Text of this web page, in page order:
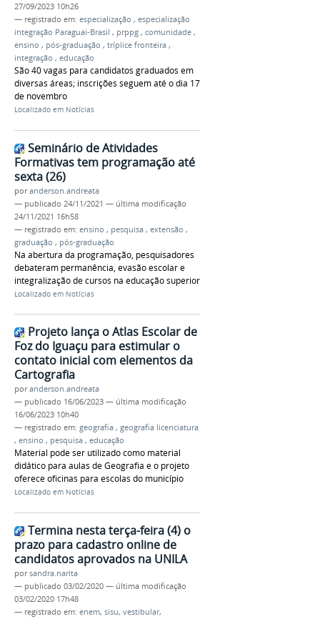
27/09/2023 10h26
— registrado em: especialização , especialização
integração Paraguai-Brasil , prppg , comunidade ,
ensino , pós-graduação , tríplice fronteira ,
integração , educação
São 40 vagas para candidatos graduados em
diversas áreas; inscrições seguem até o dia 17
de novembro
Localizado em Notícias
Seminário de Atividades
Formativas tem programação até
sexta (26)
poranderson.andreata
— publicado 24/11/2021 — última modificação
24/11/2021 16h58
— registrado em: ensino , pesquisa , extensão ,
graduação , pós-graduação
Na abertura da programação, pesquisadores
debateram permanência, evasão escolar e
integralização de cursos na educação superior
Localizado em Notícias
Projeto lança o Atlas Escolar de
Foz do Iguaçu para estimular o
contato inicial com elementos da
Cartografia
poranderson.andreata
— publicado 16/06/2023 — última modificação
16/06/2023 10h40
— registrado em: geografia , geografia licenciatura
, ensino , pesquisa , educação
Material pode ser utilizado como material
didático para aulas de Geografia e o projeto
oferece oficinas para escolas do município
Localizado em Notícias
Termina nesta terça-feira (4) o
prazo para cadastro online de
candidatos aprovados na UNILA
porsandra.narita
— publicado 03/02/2020 — última modificação
03/02/2020 17h48
— registrado em: enem, sisu, vestibular,